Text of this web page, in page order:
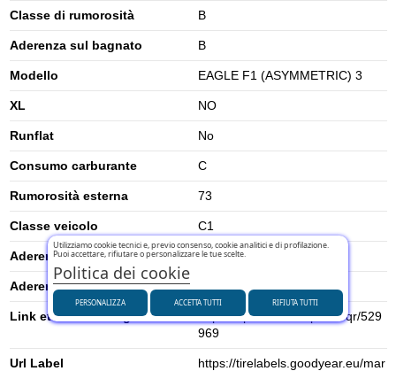
Classe di rumorosità B
Aderenza sul bagnato B
Modello EAGLE F1 (ASYMMETRIC) 3
XL NO
Runflat No
Consumo carburante C
Rumorosità esterna 73
Classe veicolo C1
Aderenza su neve 0
Aderenza su ghiaccio
Link etichetta energetica UE
https://eprel.ec.europa.eu/qr/529
969
Url Label
https://tirelabels.goodyear.eu/mar
Utilizziamo cookie tecnici e, previo consenso, cookie analitici e di profilazione.
Puoi accettare, rifiutare o personalizzare le tue scelte.
Politica dei cookie
PERSONALIZZA RIFIUTA TUTTI
ACCETTA TUTTI